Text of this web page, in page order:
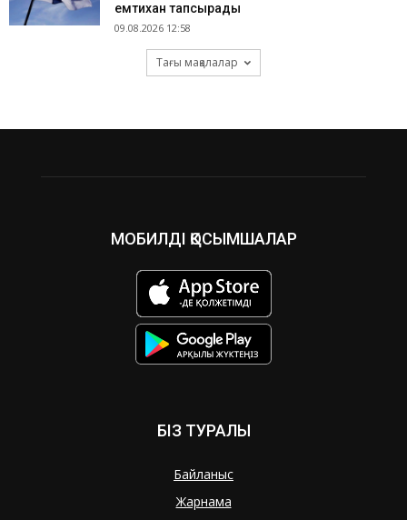
емтихан тапсырады
09.08.2026 12:58
Тағы мақалалар
МОБИЛДІ ҚОСЫМШАЛАР
БІЗ ТУРАЛЫ
Байланыс
Жарнама